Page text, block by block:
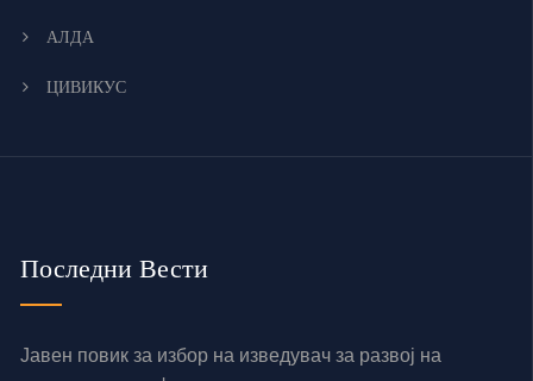
АЛДА
ЦИВИКУС
Последни Вести
Јавен повик за избор на изведувач за развој на